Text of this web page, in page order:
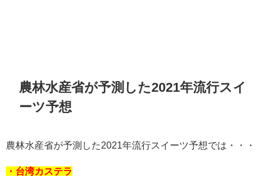
農林水産省が予測した2021年流行スイ
ーツ予想
農林水産省が予測した2021年流行スイーツ予想では・・・
・台湾カステラ